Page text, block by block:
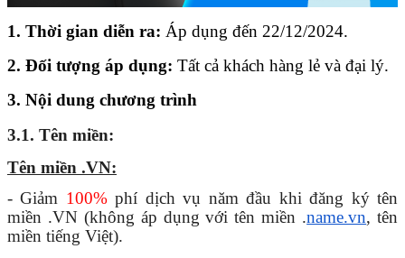
1. Thời gian diễn ra: Áp dụng đến 22/12/2024.
2. Đối tượng áp dụng: Tất cả khách hàng lẻ và đại lý.
3. Nội dung chương trình
3.1. Tên miền:
Tên miền .VN:
- Giảm 100% phí dịch vụ năm đầu khi đăng ký tên
miền .VN (không áp dụng với tên miền .name.vn, tên
miền tiếng Việt).